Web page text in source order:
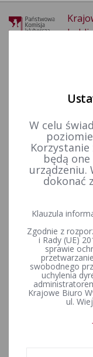
Wybory do
Komunikat
Obwieszczenie
W celu
Korzystanie
będą
urządzeniu.
dokonać
Klauzula
Zgodnie z
i Rady (UE)
sprawie
swobodnego
uchylenia
Krajowe Biuro
ul.